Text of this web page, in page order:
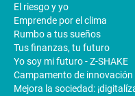
El riesgo y yo
Emprende por el clima
Rumbo a tus sueños
Tus finanzas, tu futuro
Yo soy mi futuro - Z-SHAKE
Campamento de innovación
Mejora la sociedad: